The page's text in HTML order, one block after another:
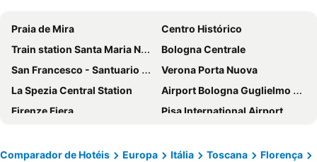
Hotel Grifone Firenze
Hotel Duomo Firenze
Hotel Luxor Florence
Il Pitti Soggiorno
Hotel Lungarno
Hotel Mirage
Arcadia
Florence Old Bridge B&B
Best Western Plus CHC Florence
FH55 Grand Hotel Mediterraneo
Hotel S.Giorgio & Olimpic
Hotel Corolle
Praia de Mira
Centro Histórico
Train station Santa Maria Novella
Bologna Centrale
San Francesco - Santuario della Madonna di Fatima
Verona Porta Nuova
La Spezia Central Station
Airport Bologna Guglielmo Marconi
Firenze Fiera
Pisa International Airport
Santa Maria Novella
Arena de Verona
Comparador de Hotéis Europa Itália Toscana
Florença